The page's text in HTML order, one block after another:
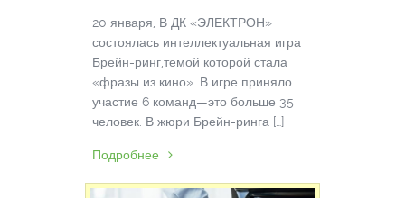
20 января, В ДК «ЭЛЕКТРОН»
состоялась интеллектуальная игра
Брейн-ринг,темой которой стала
«фразы из кино» .В игре приняло
участие 6 команд—это больше 35
человек. В жюри Брейн-ринга […]
Подробнее